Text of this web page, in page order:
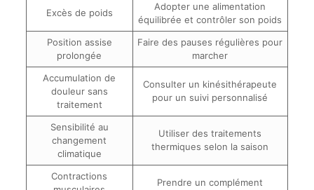
Excès de poids
Adopter une alimentation
équilibrée et contrôler son poids
Position assise
prolongée
Faire des pauses régulières pour
marcher
Accumulation de
douleur sans
traitement
Consulter un kinésithérapeute
pour un suivi personnalisé
Sensibilité au
changement
climatique
Utiliser des traitements
thermiques selon la saison
Contractions
Prendre un complément